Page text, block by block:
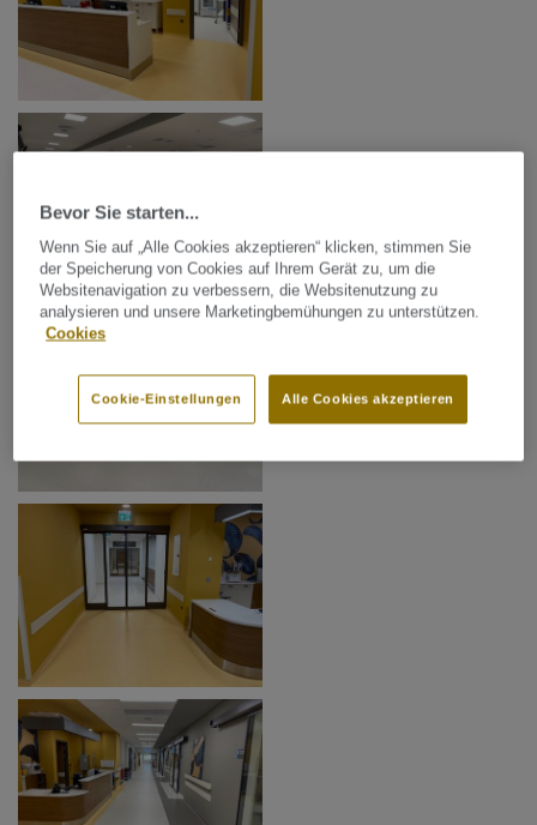
Bevor Sie starten...
Wenn Sie auf „Alle Cookies akzeptieren“ klicken, stimmen Sie
der Speicherung von Cookies auf Ihrem Gerät zu, um die
Websitenavigation zu verbessern, die Websitenutzung zu
analysieren und unsere Marketingbemühungen zu unterstützen.
Cookies
Alle Cookies akzeptieren
Cookie-Einstellungen